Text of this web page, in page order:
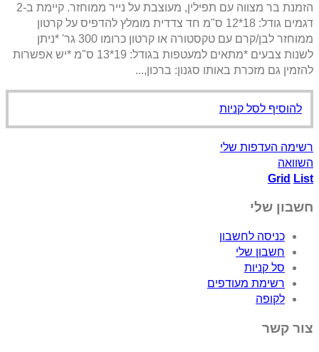
הזמנת בר מצווה עם תפילין, מעוצבת על נייר ממוחזר. קיימת ב-2
דגמים גודל: 18*12 ס"מ חד צדדית מומלץ להדפיס על קרטון
ממוחזר לבן/קרם עם טקסטורה או קרטון כרומו 300 גר' *ניתן
לשנות צבעים *מתאים למעטפות בגודל: 19*13 ס"מ *יש אפשרות
באותו סגנון: ברכון,...
שלי